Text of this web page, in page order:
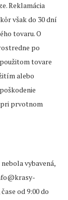
Reklamácia
však do 30 dní
tovaru. O
po
tovare
alebo
prvotnom
vybavená,
od 9:00 do